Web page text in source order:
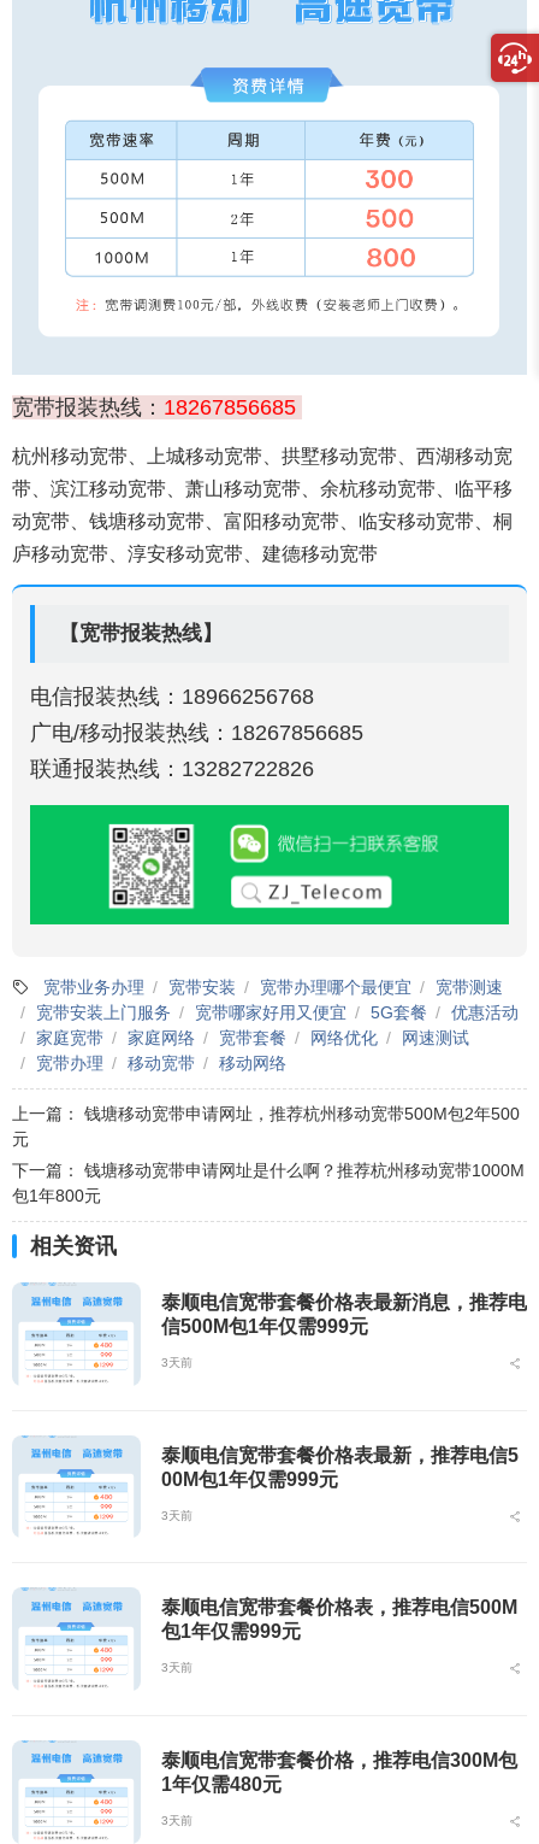
宽带报装热线： 18267856685
杭州移动宽带、上城移动宽带、拱墅移动宽带、西湖移动宽
带、滨江移动宽带、萧山移动宽带、余杭移动宽带、临平移
动宽带、钱塘移动宽带、富阳移动宽带、临安移动宽带、桐
庐移动宽带、淳安移动宽带、建德移动宽带
【宽带报装热线】
电信报装热线：18966256768
广电/移动报装热线：18267856685
联通报装热线：13282722826
宽带业务办理 宽带安装 宽带办理哪个最便宜
宽带测速
宽带安装上门服务
宽带哪家好用又便宜 5G套餐
优惠活动
家庭宽带
家庭网络 宽带套餐 网络优化
网速测试
宽带办理
移动宽带 移动网络
上一篇： 钱塘移动宽带申请网址，推荐杭州移动宽带500M包2年500
元
下一篇： 钱塘移动宽带申请网址是什么啊？推荐杭州移动宽带1000M
包1年800元
相关资讯
泰顺电信宽带套餐价格表最新消息，推荐电
信500M包1年仅需999元
3天前
泰顺电信宽带套餐价格表最新，推荐电信5
00M包1年仅需999元
3天前
泰顺电信宽带套餐价格表，推荐电信500M
包1年仅需999元
3天前
泰顺电信宽带套餐价格，推荐电信300M包
1年仅需480元
3天前